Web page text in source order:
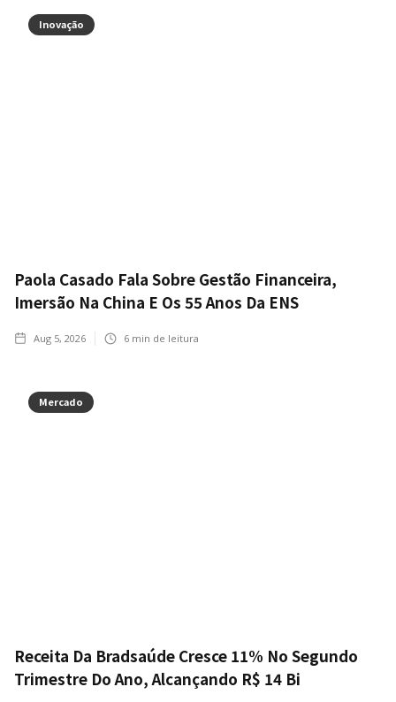
Inovação
Paola Casado Fala Sobre Gestão Financeira,
Imersão Na China E Os 55 Anos Da ENS
Aug 5, 2026 6 min de leitura
Mercado
Receita Da Bradsaúde Cresce 11% No Segundo
Trimestre Do Ano, Alcançando R$ 14 Bi